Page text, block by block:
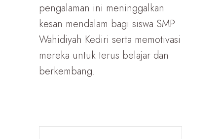
pengalaman ini meninggalkan
kesan mendalam bagi siswa SMP
Wahidiyah Kediri serta memotivasi
mereka untuk terus belajar dan
berkembang.